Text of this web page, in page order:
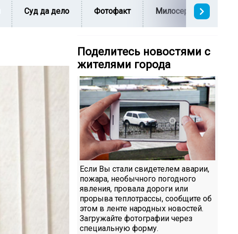
Суд да дело Фотофакт Милосердие
Поделитесь новостями с
жителями города
Если Вы стали свидетелем аварии,
пожара, необычного погодного
явления, провала дороги или
прорыва теплотрассы, сообщите об
этом в ленте народных новостей.
Загружайте фотографии через
специальную форму.